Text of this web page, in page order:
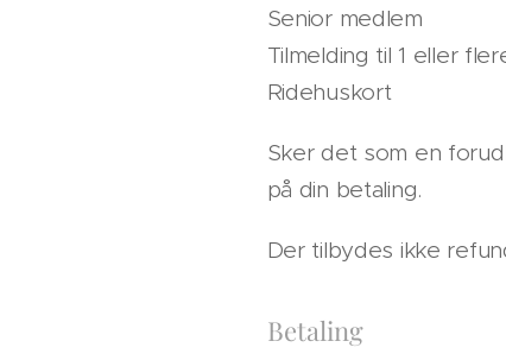
Senior medlem
Tilmelding til 1 eller
Ridehuskort
Sker det som en
på din betaling.
Der tilbydes ikke
Betaling